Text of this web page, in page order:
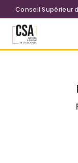
Aller au contenu
Conseil Supérieur